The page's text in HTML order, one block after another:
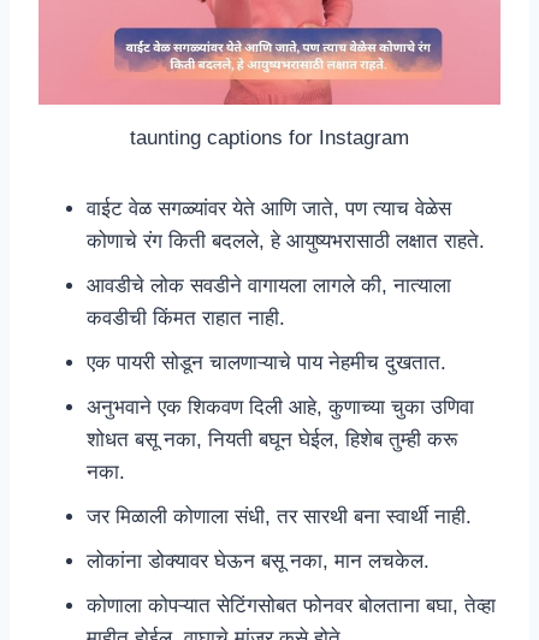
taunting captions for Instagram
वाईट वेळ सगळ्यांवर येते आणि जाते, पण त्याच वेळेस
कोणाचे रंग किती बदलले, हे आयुष्यभरासाठी लक्षात राहते.
आवडीचे लोक सवडीने वागायला लागले की, नात्याला
कवडीची किंमत राहात नाही.
एक पायरी सोडून चालणाऱ्याचे पाय नेहमीच दुखतात.
अनुभवाने एक शिकवण दिली आहे, कुणाच्या चुका उणिवा
शोधत बसू नका, नियती बघून घेईल, हिशेब तुम्ही करू
नका.
जर मिळाली कोणाला संधी, तर सारथी बना स्वार्थी नाही.
लोकांना डोक्यावर घेऊन बसू नका, मान लचकेल.
कोणाला कोपऱ्यात सेटिंगसोबत फोनवर बोलताना बघा, तेव्हा